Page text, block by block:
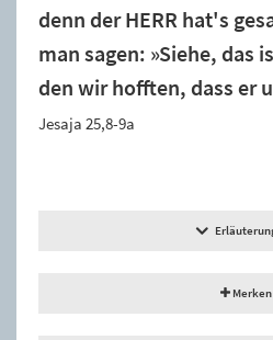
denn der HERR hat's
man sagen: »Siehe, das
den wir hofften, dass er
Jesaja 25,8-9a
Merken